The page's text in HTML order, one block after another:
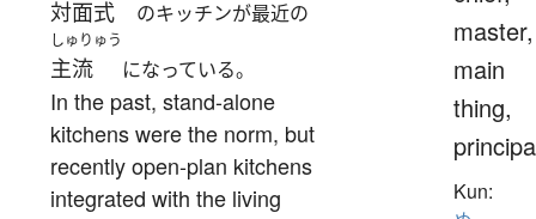
対面式 のキッチンが最近の
しゅりゅう
主流 になっている。
In the past, stand-alone
kitchens were the norm, but
recently open-plan kitchens
integrated with the living
master,
main
thing,
Kun: